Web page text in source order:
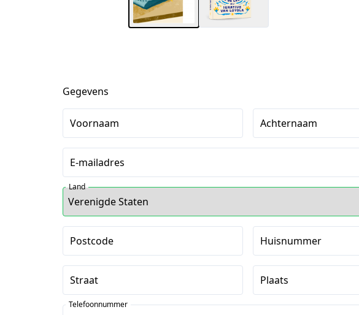
Gegevens
Voornaam Achternaam
E-mailadres
Land
Postcode Huisnummer
Straat Plaats
Telefoonnummer